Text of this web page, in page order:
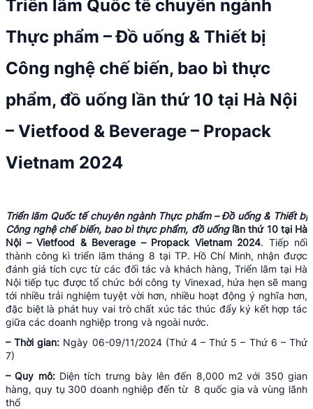
Triển lãm Quốc tế chuyên ngành
Thực phẩm – Đồ uống & Thiết bị
Công nghệ chế biến, bao bì thực
phẩm, đồ uống lần thứ 10 tại Hà Nội
– Vietfood & Beverage – Propack
Vietnam 2024
Triển lãm Quốc tế chuyên ngành Thực phẩm – Đồ uống & Thiết bị
Công nghệ chế biến, bao bì thực phẩm, đồ uống lần thứ 10 tại Hà
Nội – Vietfood & Beverage – Propack Vietnam 2024. Tiếp nối
thành công kì triển lãm tháng 8 tại TP. Hồ Chí Minh, nhận được
đánh giá tích cực từ các đối tác và khách hàng, Triển lãm tại Hà
Nội tiếp tục được tổ chức bởi công ty Vinexad, hứa hẹn sẽ mang
tới nhiều trải nghiệm tuyệt vời hơn, nhiều hoạt động ý nghĩa hơn,
đặc biệt là phát huy vai trò chất xúc tác thúc đẩy ký kết hợp tác
giữa các doanh nghiệp trong và ngoài nước.
– Thời gian: Ngày 06-09/11/2024 (Thứ 4 – Thứ 5 – Thứ 6 – Thứ
7)
– Quy mô:Diện tích trưng bày lên đến 8,000 m2 với 350 gian
hàng, quy tụ 300 doanh nghiệp đến từ 8 quốc gia và vùng lãnh
thổ